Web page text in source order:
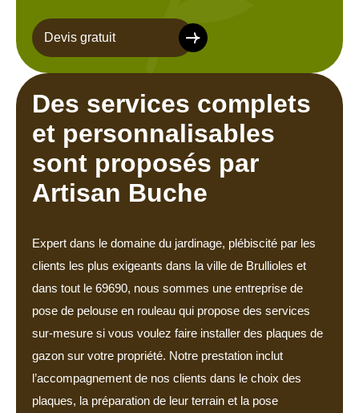
Devis gratuit
Des services complets
et personnalisables
sont proposés par
Artisan Buche
Expert dans le domaine du jardinage, plébiscité par les
clients les plus exigeants dans la ville de Brullioles et
dans tout le 69690, nous sommes une entreprise de
pose de pelouse en rouleau qui propose des services
sur-mesure si vous voulez faire installer des plaques de
gazon sur votre propriété. Notre prestation inclut
l’accompagnement de nos clients dans le choix des
plaques, la préparation de leur terrain et la pose